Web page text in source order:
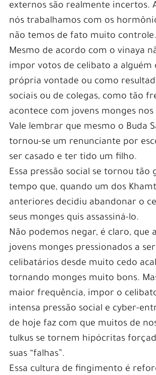
externos são realmente incertos.
nós trabalhamos com os
não temos de fato muito controle.
Mesmo de acordo com o vinaya
impor votos de celibato a alguém
própria vontade ou como
sociais ou de colegas, como tão
acontece com jovens monges nos
Vale lembrar que mesmo o Buda
tornou-se um renunciante por
ser casado e ter tido um filho.
Essa pressão social se tornou tão
tempo que, quando um dos
anteriores decidiu abandonar o
seus monges quis assassiná-lo.
Não podemos negar, é claro, que
jovens monges pressionados a
celibatários desde muito cedo
tornando monges muito bons.
maior frequência, impor o
intensa pressão social e cyber-
de hoje faz com que muitos de
tulkus se tornem hipócritas
suas “falhas”.
Essa cultura de fingimento é